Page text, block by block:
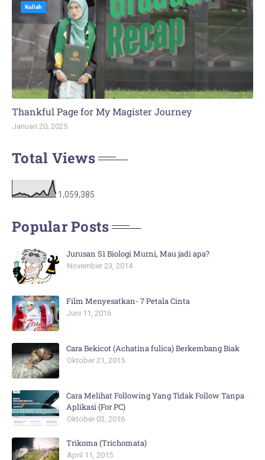
Kuliah
Thankful Page for My Magister Journey
Januari 20, 2025
Total Views
1,059,385
Popular Posts
Jurusan S1 Biologi Murni, Mau jadi apa?
November 23, 2014
Film Menyesatkan- 7 Petala Cinta
Juni 11, 2016
Cara Bekicot (Achatina fulica) Berkembang Biak
Oktober 21, 2015
Cara Melihat Following Yang Tidak Follow Tanpa
Aplikasi (For PC)
Oktober 03, 2016
Trikoma (Trichomata)
April 11, 2015